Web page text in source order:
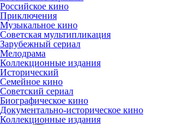
Российское кино
Приключения
Музыкальное кино
Советская мультипликация
Зарубежный сериал
Мелодрама
Коллекционные издания
Исторический
Семейное кино
Советский сериал
Биографическое кино
Документально-историческое кино
Коллекционные издания